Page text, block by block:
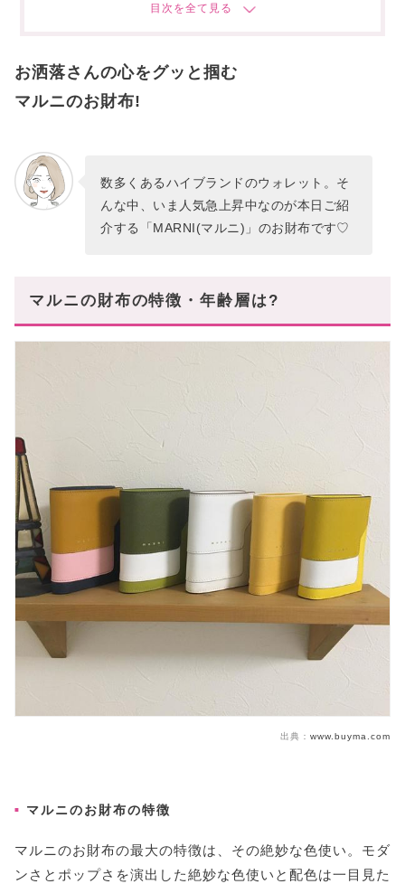
素材
【二つ折り】マルニの人気財布おすすめをご紹
【三つ折り・ミニ】マルニの人気財布おすすめを
ご紹介!
三つ折り・ミニのメリット&デメリット
メンズからも人気!メンズ向けマルニの財布!
マルニ財布に対するよくある質問・不安
マルニウォレットとの素敵な出合いがありますよ
あなたにおすすめの記事はこちら
お洒落さんの心をグッと掴む
マルニのお財布!
数多くあるハイブランドのウォレット。そ
んな中、いま人気急上昇中なのが本日ご紹
介する「MARNI(マルニ)」のお財布です♡
マルニの財布の特徴・年齢層は?
出典： www.buyma.com
マルニのお財布の特徴
マルニのお財布の最大の特徴は、その絶妙な色使い。モダ
ンさとポップさを演出した絶妙な色使いと配色は一目見た